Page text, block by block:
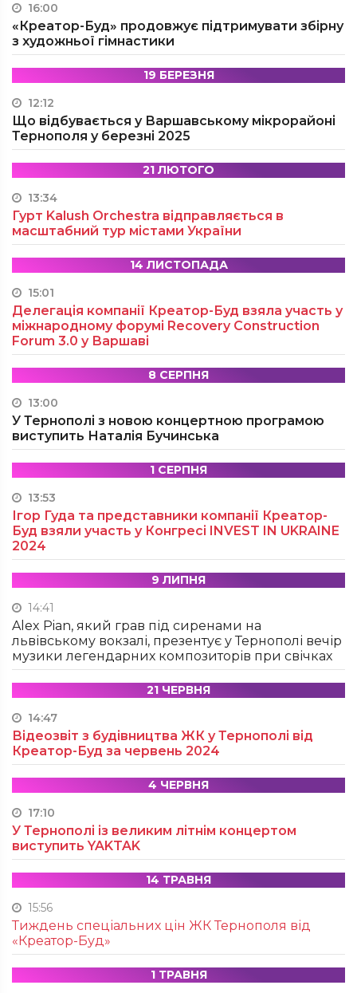
16:00
«Креатор-Буд» продовжує підтримувати збірну
з художньої гімнастики
19 БЕРЕЗНЯ
12:12
Що відбувається у Варшавському мікрорайоні
Тернополя у березні 2025
21 ЛЮТОГО
13:34
Гурт Kalush Orchestra відправляється в
масштабний тур містами України
14 ЛИСТОПАДА
15:01
Делегація компанії Креатор-Буд взяла участь у
міжнародному форумі Recovery Construction
Forum 3.0 у Варшаві
8 СЕРПНЯ
13:00
У Тернополі з новою концертною програмою
виступить Наталія Бучинська
1 СЕРПНЯ
13:53
Ігор Гуда та представники компанії Креатор-
Буд взяли участь у Конгресі INVEST IN UKRAINE
2024
9 ЛИПНЯ
14:41
Alex Pian, який грав під сиренами на
львівському вокзалі, презентує у Тернополі вечір
музики легендарних композиторів при свічках
21 ЧЕРВНЯ
14:47
Відеозвіт з будівництва ЖК у Тернополі від
Креатор-Буд за червень 2024
4 ЧЕРВНЯ
17:10
У Тернополі із великим літнім концертом
виступить YAKTAK
14 ТРАВНЯ
15:56
Тиждень спеціальних цін ЖК Тернополя від
«Креатор-Буд»
1 ТРАВНЯ